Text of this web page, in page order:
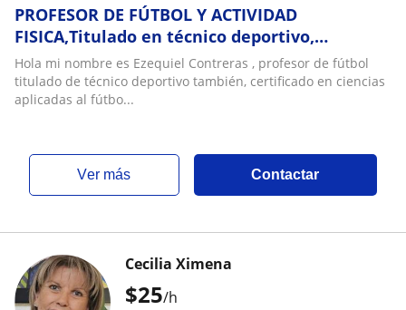
PROFESOR DE FÚTBOL Y ACTIVIDAD
FISICA,Titulado en técnico deportivo,
preparación física , entrenador de fútbol,
psicología deportiva, REALIZO CLASES
PRESENCIALES PARA NIÑOS (a) , Y ADULTOS ;
Hola mi nombre es Ezequiel Contreras , profesor de fútbol
titulado de técnico deportivo también, certificado en ciencias
aplicadas al fútbo...
ver más Contactar
$25/h
Cecilia Ximena